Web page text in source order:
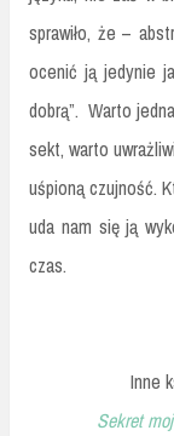
sprawiło, że –
ocenić ją jedynie
dobrą”. Warto
sekt, warto
uśpioną czujność.
uda nam się ją
czas.
Inne
Sekret